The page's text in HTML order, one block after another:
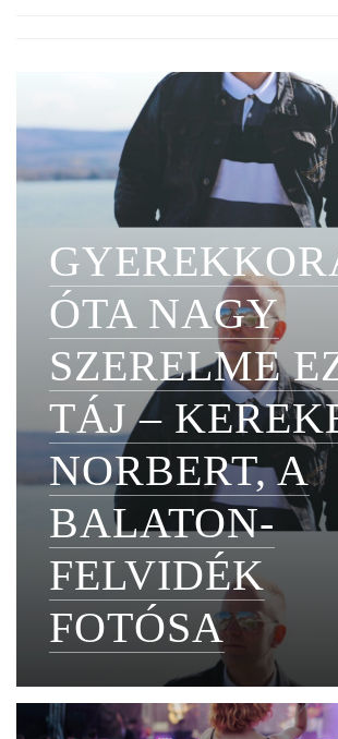
ÓTA NAGY
SZERELME
TÁJ –
NORBERT, A
BALATON-
FELVIDÉK
FOTÓSA